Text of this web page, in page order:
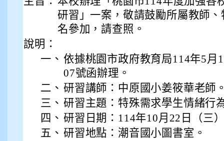
研習」一案，敬請鼓勵所屬教師
名參加，請查照。
說明：
一、 依據桃園市政府教育局114年5月
07號函辦理。
二、 研習講師：中原國小姜筱華老師
三、 研習主題：特殊需求學生情緒行
四、 研習日期：114年10月22日（三
五、 研習地點：潮音國小圖書室。